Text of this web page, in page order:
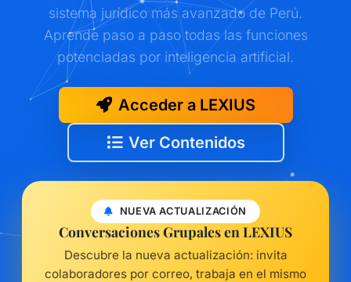
sistema jurídico más avanzado de Perú.
Aprende paso a paso todas las funciones
potenciadas por inteligencia artificial.
Acceder a LEXIUS
Ver Contenidos
NUEVA ACTUALIZACIÓN
Conversaciones Grupales en LEXIUS
Descubre la nueva actualización: invita
colaboradores por correo, trabaja en el mismo